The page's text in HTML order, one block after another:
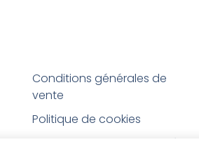
Conditions générales de
vente
Politique de cookies
Politique de confidentialité